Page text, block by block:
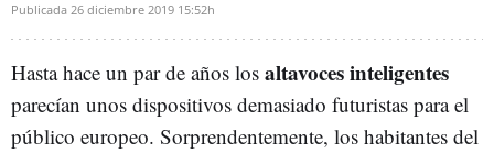
Publicada 26 diciembre 2019 15:52h
Hasta hace un par de años los altavoces inteligentes
parecían unos dispositivos demasiado futuristas para el
público europeo. Sorprendentemente, los habitantes del